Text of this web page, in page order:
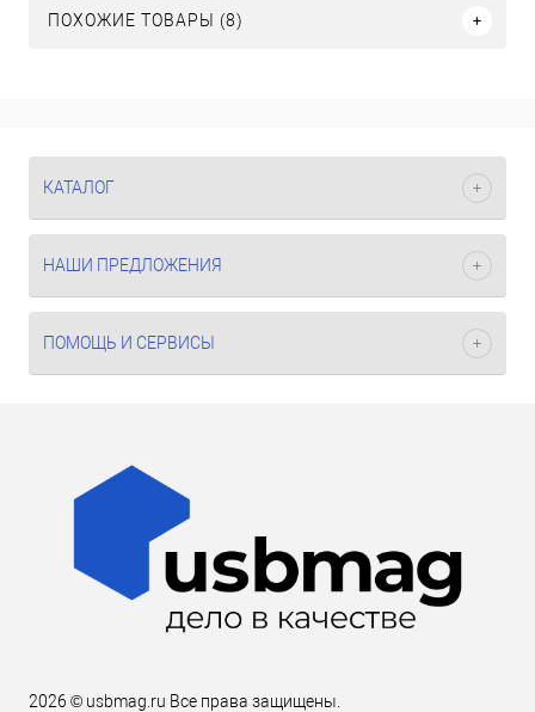
ПОХОЖИЕ ТОВАРЫ (8)
КАТАЛОГ
НАШИ ПРЕДЛОЖЕНИЯ
ПОМОЩЬ И СЕРВИСЫ
2026 © usbmag.ru Все права защищены.